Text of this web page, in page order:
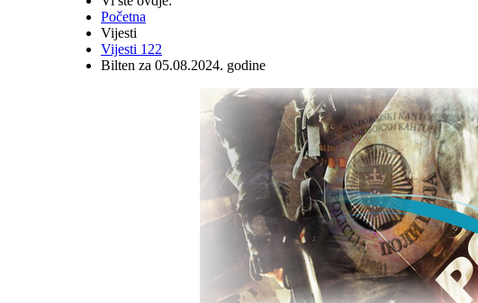
Početna
Vijesti
Vijesti 122
Bilten za 05.08.2024. godine